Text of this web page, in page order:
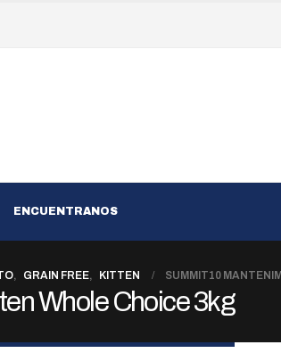
ENCUENTRANOS
, GRAIN FREE, KITTEN SUMMIT10
Whole Choice 3kg